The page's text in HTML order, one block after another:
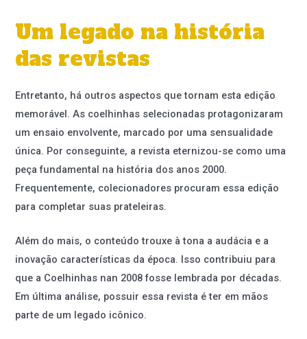
Um legado na história
das revistas
Entretanto, há outros aspectos que tornam esta edição
memorável. As coelhinhas selecionadas protagonizaram
um ensaio envolvente, marcado por uma sensualidade
única. Por conseguinte, a revista eternizou-se como uma
peça fundamental na história dos anos 2000.
Frequentemente, colecionadores procuram essa edição
para completar suas prateleiras.
Além do mais, o conteúdo trouxe à tona a audácia e a
inovação características da época. Isso contribuiu para
que a Coelhinhas nan 2008 fosse lembrada por décadas.
Em última análise, possuir essa revista é ter em mãos
parte de um legado icônico.